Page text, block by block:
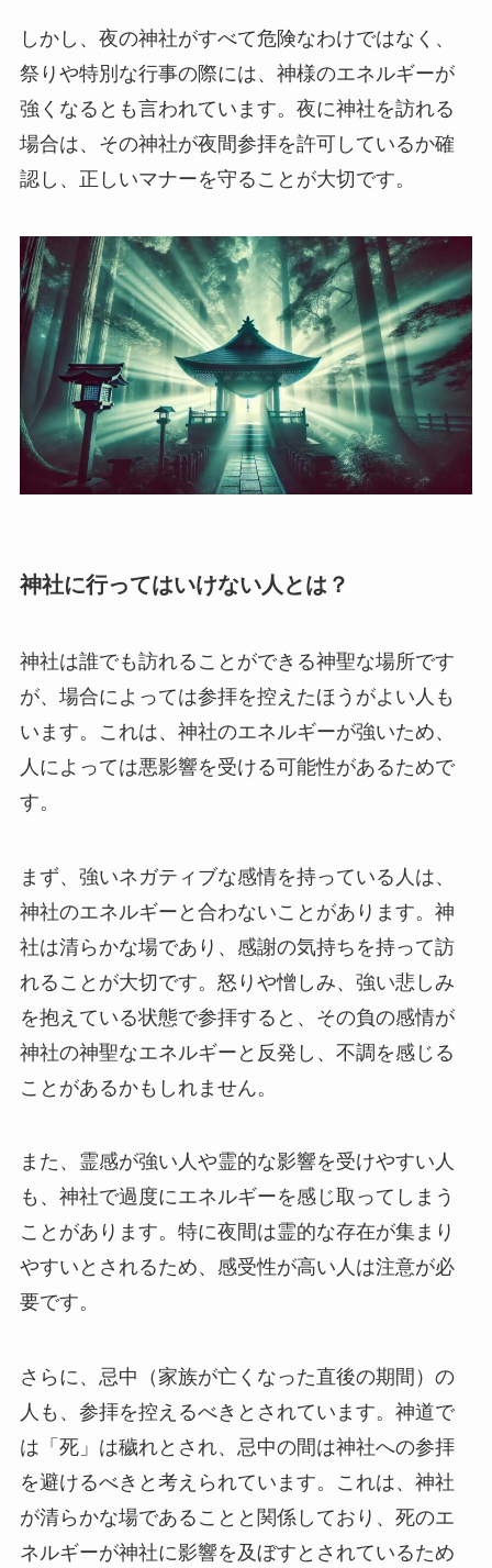
しかし、夜の神社がすべて危険なわけではなく、
祭りや特別な行事の際には、神様のエネルギーが
強くなるとも言われています。夜に神社を訪れる
場合は、その神社が夜間参拝を許可しているか確
認し、正しいマナーを守ることが大切です。
神社に行ってはいけない人とは？
神社は誰でも訪れることができる神聖な場所です
が、場合によっては参拝を控えたほうがよい人も
います。これは、神社のエネルギーが強いため、
人によっては悪影響を受ける可能性があるためで
す。
まず、強いネガティブな感情を持っている人は、
神社のエネルギーと合わないことがあります。神
社は清らかな場であり、感謝の気持ちを持って訪
れることが大切です。怒りや憎しみ、強い悲しみ
を抱えている状態で参拝すると、その負の感情が
神社の神聖なエネルギーと反発し、不調を感じる
ことがあるかもしれません。
また、霊感が強い人や霊的な影響を受けやすい人
も、神社で過度にエネルギーを感じ取ってしまう
ことがあります。特に夜間は霊的な存在が集まり
やすいとされるため、感受性が高い人は注意が必
要です。
さらに、忌中（家族が亡くなった直後の期間）の
人も、参拝を控えるべきとされています。神道で
は「死」は穢れとされ、忌中の間は神社への参拝
を避けるべきと考えられています。これは、神社
が清らかな場であることと関係しており、死のエ
ネルギーが神社に影響を及ぼすとされているため